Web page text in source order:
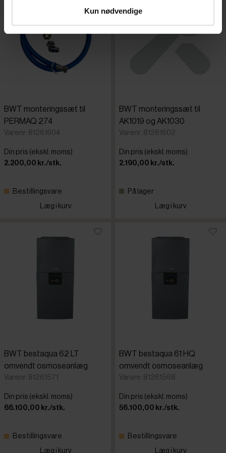
Kun nødvendige
BWT monteringssæt til
PERMAQ 274
Varenr: 81261604
Din pris (ekskl. moms)
2.200,00 kr./stk.
Bestillingsvare
Læg i kurv
BWT monteringssæt til
AK1019 og AK1030
Varenr: 81261602
Din pris (ekskl. moms)
2.190,00 kr./stk.
På lager
Læg i kurv
BWT bestaqua 62 LT
omvendt osmoseanlæg
Varenr: 81261571
Din pris (ekskl. moms)
66.100,00 kr./stk.
Bestillingsvare
Læg i kurv
BWT bestaqua 61 HQ
omvendt osmoseanlæg
Varenr: 81261568
Din pris (ekskl. moms)
56.100,00 kr./stk.
Bestillingsvare
Læg i kurv